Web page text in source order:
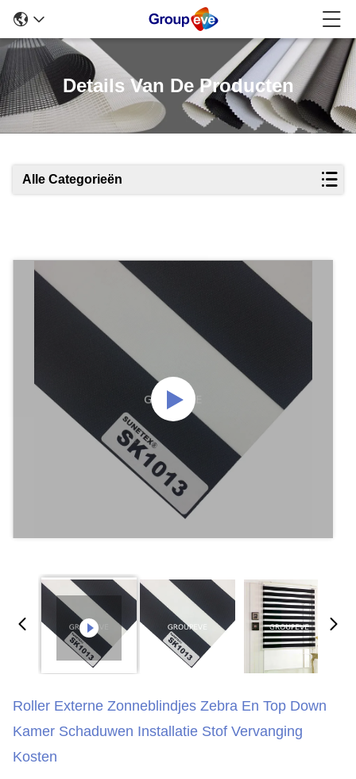
Details Van De Producten
Alle Categorieën
Roller Externe Zonneblindjes Zebra En Top Down
Kamer Schaduwen Installatie Stof Vervanging
Kosten